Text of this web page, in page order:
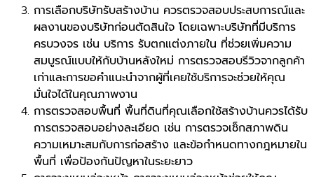
การเลือกบริษัทรับสร้างบ้าน ควรตรวจสอบประสบการณ์และ
ผลงานของบริษัทก่อนตัดสินใจ โดยเฉพาะบริษัทที่มีบริการ
ครบวงจร เช่น บริการ รับตกแต่งภายใน ที่ช่วยเพิ่มความ
สมบูรณ์แบบให้กับบ้านหลังใหม่ การตรวจสอบรีวิวจากลูกค้า
เก่าและการขอคำแนะนำจากผู้ที่เคยใช้บริการจะช่วยให้คุณ
มั่นใจได้ในคุณภาพงาน
การตรวจสอบพื้นที่ พื้นที่ดินที่คุณเลือกใช้สร้างบ้านควรได้รับ
การตรวจสอบอย่างละเอียด เช่น การตรวจเช็กสภาพดิน
ความเหมาะสมกับการก่อสร้าง และข้อกำหนดทางกฎหมายใน
พื้นที่ เพื่อป้องกันปัญหาในระยะยาว